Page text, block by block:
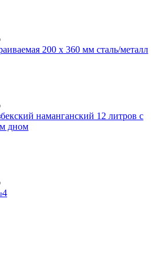
200 х 360 мм сталь/металл
наманганский 12 литров с
дном